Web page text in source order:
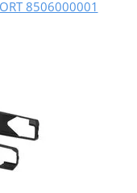
8506000001